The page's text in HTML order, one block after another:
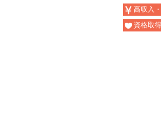
高収入
資格取